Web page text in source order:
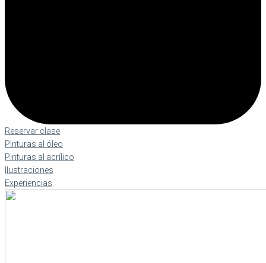
Reservar clase
Pinturas al óleo
Pinturas al acrílico
Ilustraciones
Experiencias